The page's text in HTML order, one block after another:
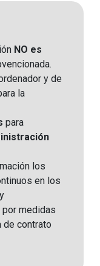
NO es
y de
la
para
los
en los
medidas
contrato